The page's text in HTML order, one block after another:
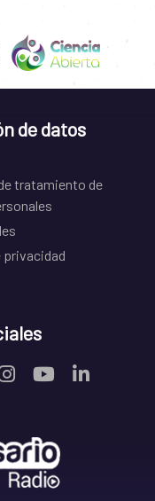
de datos
tratamiento de
privacidad